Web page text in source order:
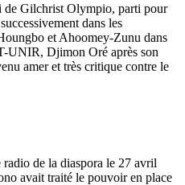
de Gilchrist Olympio, parti pour
dans les
et Ahoomey-Zunu dans
UNIR, Djimon Oré après son
amer et très critique contre le
radio de la diaspora le 27 avril
avait traité le pouvoir en place